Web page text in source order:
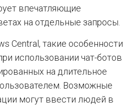
впечатляющие
на отдельные запросы.
Central, такие особенности
использовании чат-ботов
на длительное
Возможные
могут ввести людей в